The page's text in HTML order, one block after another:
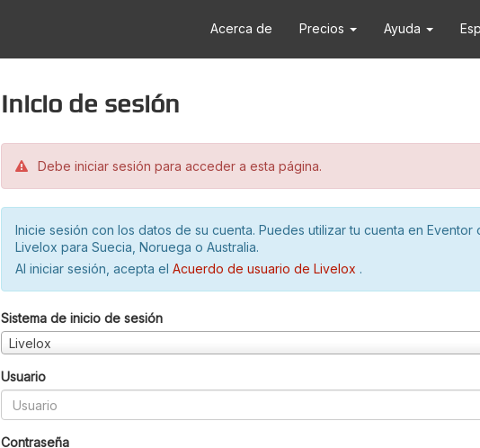
Acerca de Precios Ayuda
Inicio de sesión
Debe iniciar sesión para acceder a esta página.
Inicie sesión con los datos de su cuenta. Puedes utilizar tu cuenta en Eventor
Livelox para Suecia, Noruega o Australia.
Al iniciar sesión, acepta el Acuerdo de usuario de Livelox .
Sistema de inicio de sesión
Livelox
Usuario
Contraseña